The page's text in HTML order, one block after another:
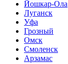
Йошкар-Ола
Луганск
Уфа
Грозный
Омск
Смоленск
Арзамас